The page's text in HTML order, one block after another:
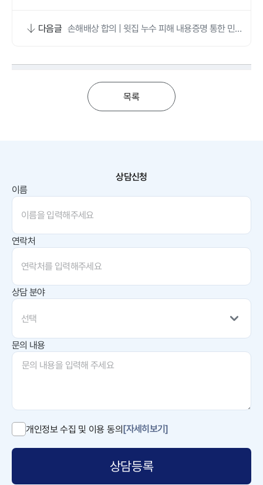
다음글 손해배상 합의 | 윗집 누수 피해 내용증명 통한 민사
목록
상담신청
이름
연락처
상담 분야
선택
문의 내용
개인정보 수집 및 이용 동의[자세히보기]
상담등록